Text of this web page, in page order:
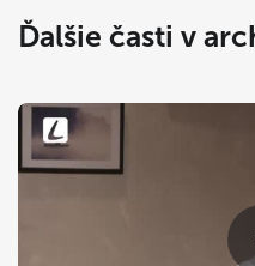
Ďalšie časti v